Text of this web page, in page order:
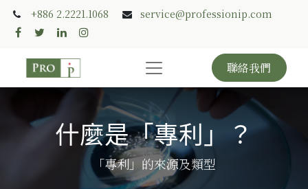
+886 2.2221.1068 service@professionip.com
聯絡我們
什麼是「專利」？
「專利」的來源及類型